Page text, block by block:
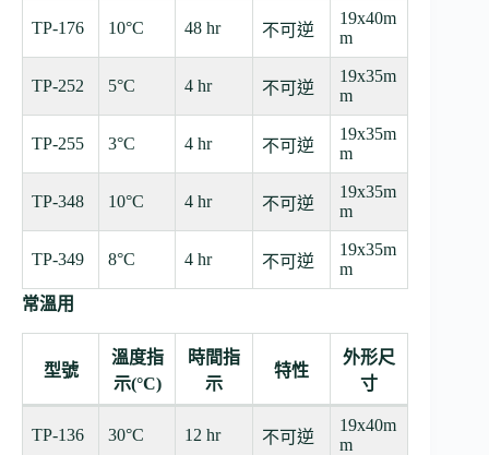
TP-176 10°C 48 hr 不可逆
19x40m
m
TP-252 5°C 4 hr 不可逆
19x35m
m
TP-255 3°C 4 hr 不可逆
19x35m
m
TP-348 10°C 4 hr 不可逆
19x35m
m
TP-349 8°C 4 hr 不可逆
19x35m
m
常溫用
型號
溫度指
示(°C)
時間指
示
特性
外形尺
寸
TP-136 30°C 12 hr 不可逆
19x40m
m